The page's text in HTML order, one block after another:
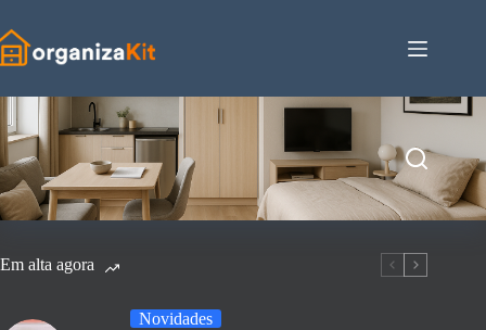
para
o
conteúdo
Em alta agora
Novidades